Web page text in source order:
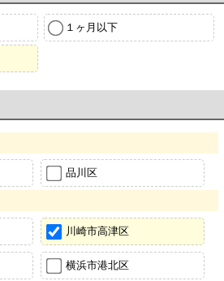
１ヶ月以下
品川区
川崎市高津区
横浜市港北区